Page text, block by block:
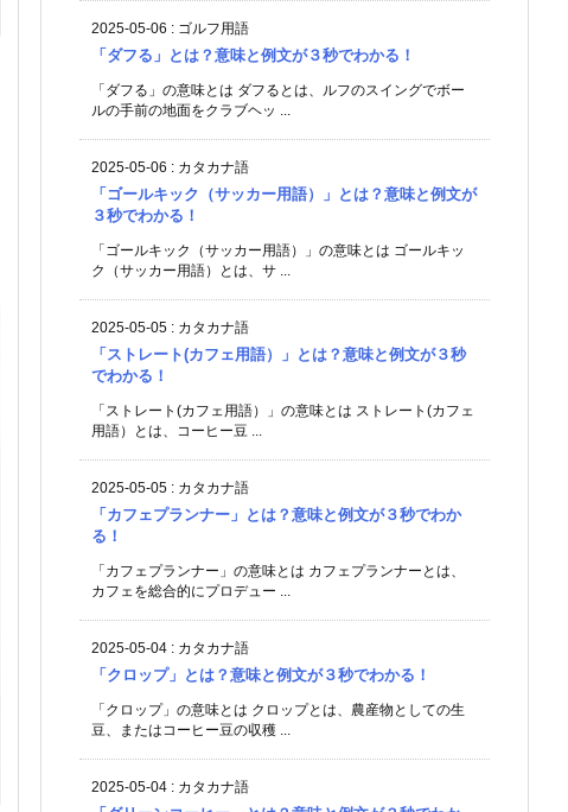
2025-05-06 : ゴルフ用語
「ダフる」とは？意味と例文が３秒でわかる！
「ダフる」の意味とは ダフるとは、ルフのスイングでボー
ルの手前の地面をクラブヘッ ...
2025-05-06 : カタカナ語
「ゴールキック（サッカー用語）」とは？意味と例文が
３秒でわかる！
「ゴールキック（サッカー用語）」の意味とは ゴールキッ
ク（サッカー用語）とは、サ ...
2025-05-05 : カタカナ語
「ストレート(カフェ用語）」とは？意味と例文が３秒
でわかる！
「ストレート(カフェ用語）」の意味とは ストレート(カフェ
用語）とは、コーヒー豆 ...
2025-05-05 : カタカナ語
「カフェプランナー」とは？意味と例文が３秒でわか
る！
「カフェプランナー」の意味とは カフェプランナーとは、
カフェを総合的にプロデュー ...
2025-05-04 : カタカナ語
「クロップ」とは？意味と例文が３秒でわかる！
「クロップ」の意味とは クロップとは、農産物としての生
豆、またはコーヒー豆の収穫 ...
2025-05-04 : カタカナ語